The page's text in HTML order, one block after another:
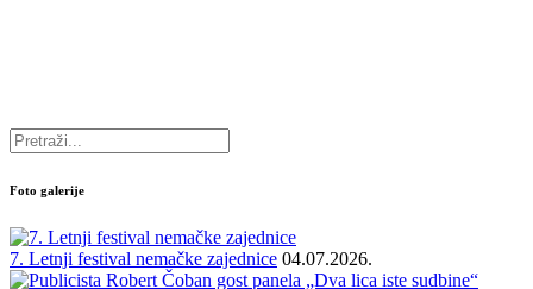
Foto galerije
7. Letnji festival nemačke zajednice 04.07.2026.